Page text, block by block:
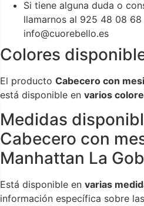
Si tiene alguna duda o
llamarnos al 925 48 08
info@cuorebello.es
Colores
El producto Cabecero con
está disponible en varios
Medidas
Cabecero con
Manhattan La
Está disponible en varias
información específica sobre